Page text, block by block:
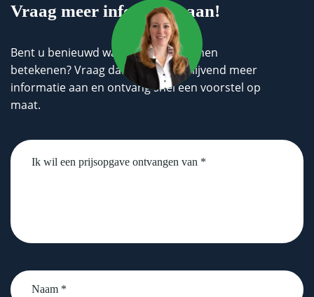
Vraag meer informatie aan!
Bent u benieuwd wat wij voor u kunnen
betekenen? Vraag dan geheel vrijblijvend meer
informatie aan en ontvang snel een voorstel op
maat.
Untitled
Naam
*